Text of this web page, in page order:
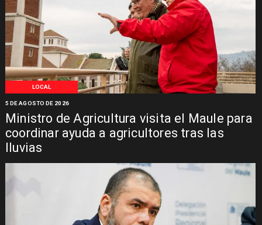
LOCAL
Ministro de Agricultura visita el Maule para
coordinar ayuda a agricultores tras las
lluvias
5 DE AGOSTO DE 2026